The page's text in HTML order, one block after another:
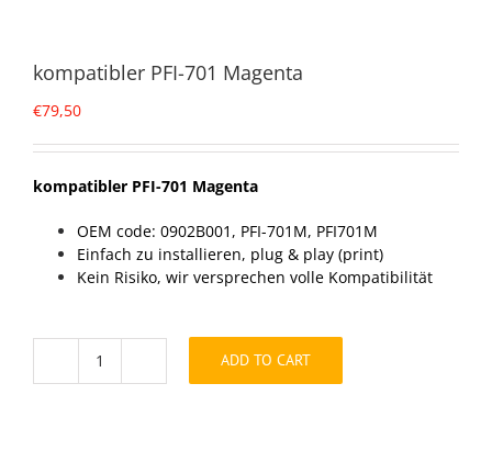
kompatibler PFI-701 Magenta
€79,50
kompatibler PFI-701 Magenta
OEM code: 0902B001, PFI-701M, PFI701M
Einfach zu installieren, plug & play (print)
Kein Risiko, wir versprechen volle Kompatibilität
kompatibler
ADD TO CART